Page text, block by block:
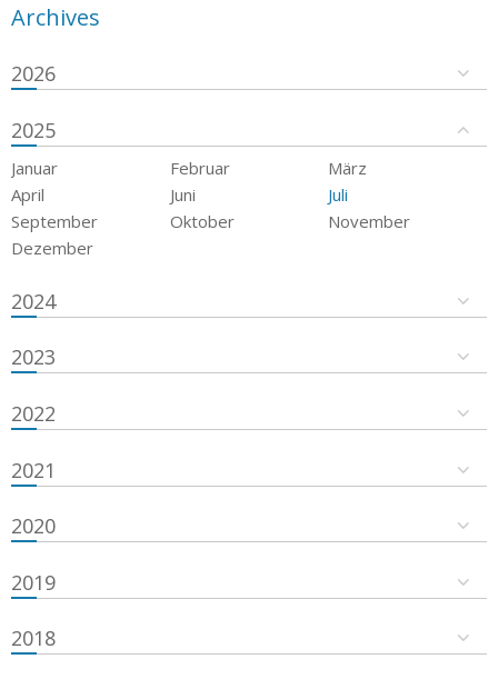
Archives
2026
2025
Januar Februar
März
April
Juni
Juli
September
Oktober
November
Dezember
2024
2023
2022
2021
2020
2019
2018